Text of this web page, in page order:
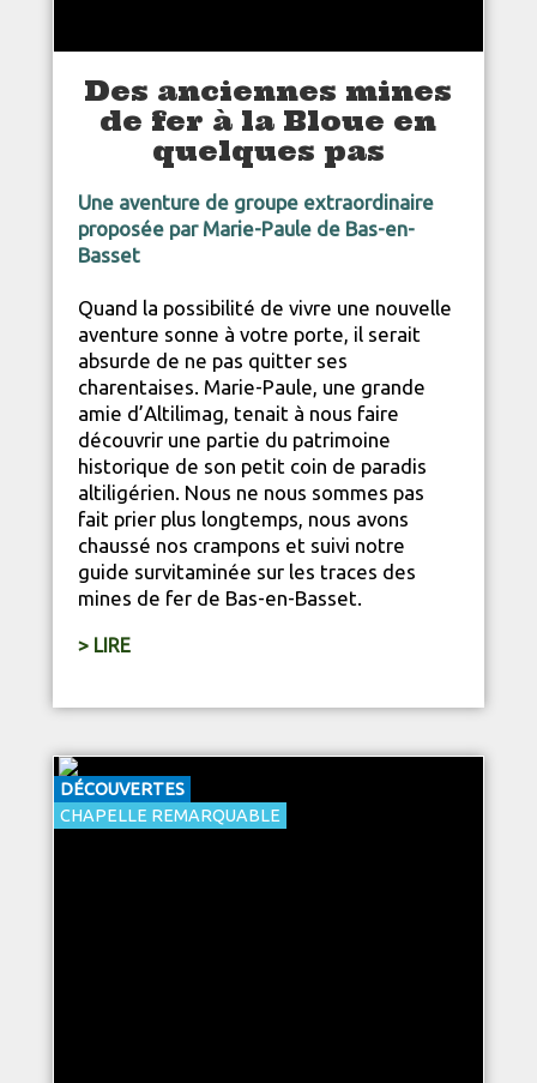
Des anciennes mines
de fer à la Bloue en
quelques pas
Une aventure de groupe extraordinaire
proposée par Marie-Paule de Bas-en-
Basset
Quand la possibilité de vivre une nouvelle
aventure sonne à votre porte, il serait
absurde de ne pas quitter ses
charentaises. Marie-Paule, une grande
amie d’Altilimag, tenait à nous faire
découvrir une partie du patrimoine
historique de son petit coin de paradis
altiligérien. Nous ne nous sommes pas
fait prier plus longtemps, nous avons
chaussé nos crampons et suivi notre
guide survitaminée sur les traces des
mines de fer de Bas-en-Basset.
> LIRE
DÉCOUVERTES
CHAPELLE REMARQUABLE